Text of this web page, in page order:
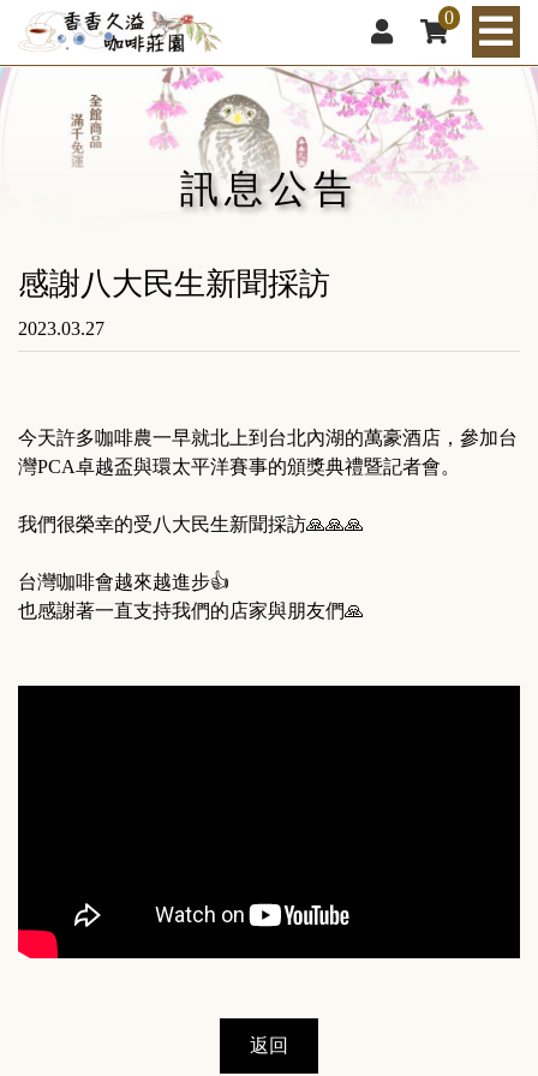
0
訊息公告
感謝八大民生新聞採訪
2023.03.27
今天許多咖啡農一早就北上到台北內湖的萬豪酒店，參加台
灣PCA卓越盃與環太平洋賽事的頒獎典禮暨記者會。
我們很榮幸的受八大民生新聞採訪🙏🙏🙏
台灣咖啡會越來越進步👍
也感謝著一直支持我們的店家與朋友們🙏